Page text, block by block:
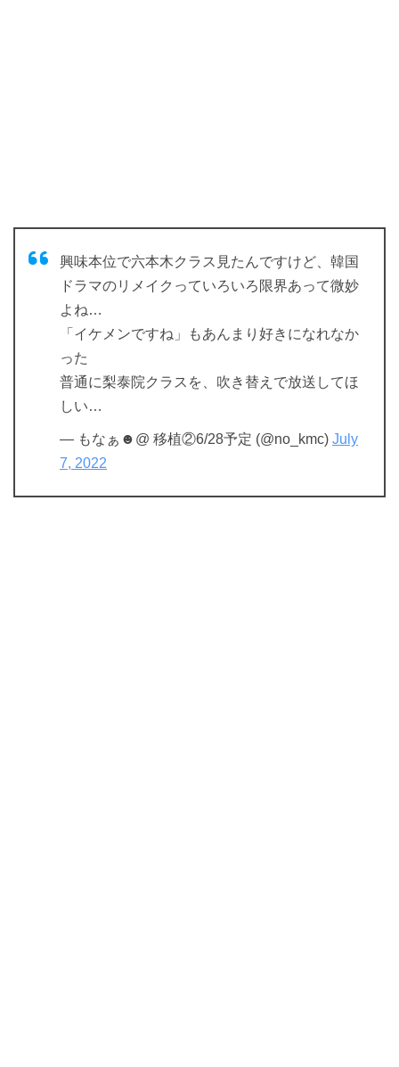
興味本位で六本木クラス見たんですけど、韓国
ドラマのリメイクっていろいろ限界あって微妙
よね…
「イケメンですね」もあんまり好きになれなか
った
普通に梨泰院クラスを、吹き替えで放送してほ
しい…
— もなぁ☻︎@ 移植②6/28予定 (@no_kmc) July
7, 2022